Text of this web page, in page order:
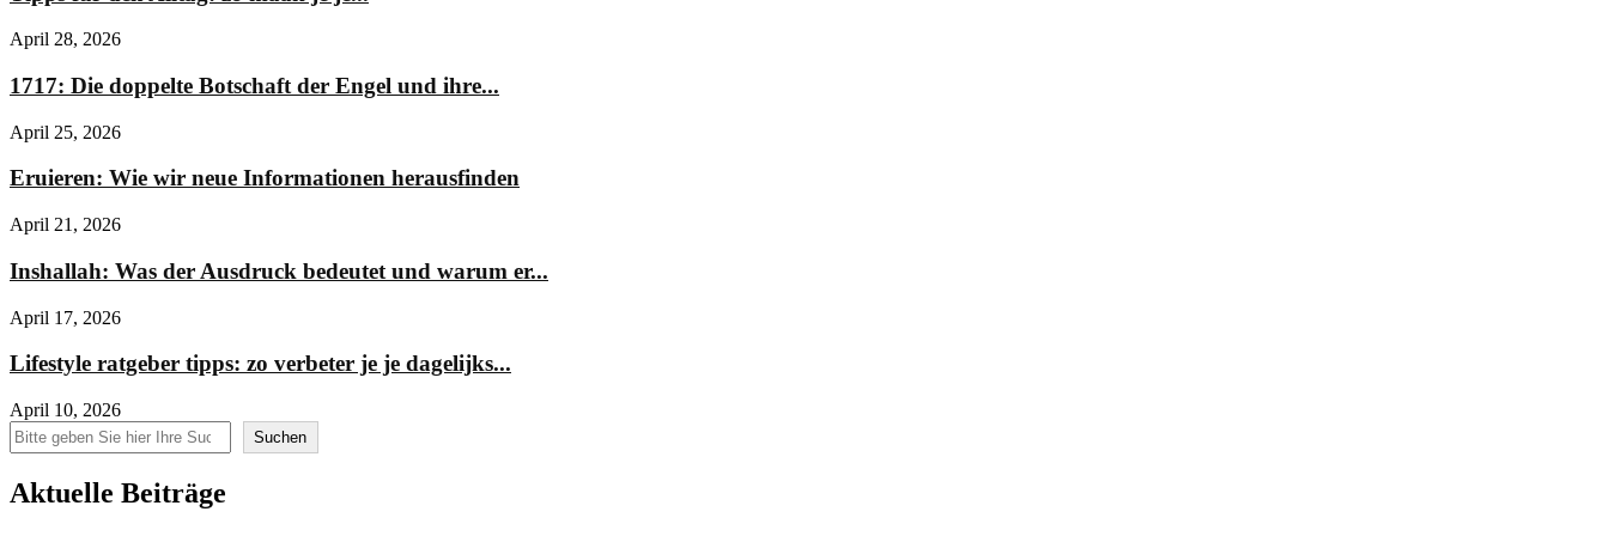
April 28, 2026
1717: Die doppelte Botschaft der Engel und ihre...
April 25, 2026
Eruieren: Wie wir neue Informationen herausfinden
April 21, 2026
Inshallah: Was der Ausdruck bedeutet und warum er...
April 17, 2026
Lifestyle ratgeber tipps: zo verbeter je je dagelijks...
April 10, 2026
Suchen
Suchen
Aktuelle Beiträge